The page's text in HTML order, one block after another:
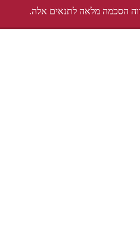
הסכמה מלאה לתנאים אלה.